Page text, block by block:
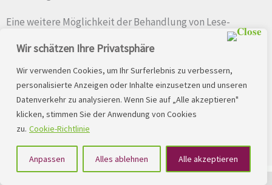
Wir schätzen Ihre Privatsphäre
Wir verwenden Cookies, um Ihr Surferlebnis zu verbessern,
personalisierte Anzeigen oder Inhalte einzusetzen und unseren
Datenverkehr zu analysieren. Wenn Sie auf „Alle akzeptieren"
klicken, stimmen Sie der Anwendung von Cookies
zu. Cookie-Richtlinie
Anpassen Alles ablehnen Alle akzeptieren
Eine weitere Möglichkeit der Behandlung von Lese-
Sprachtherapien oder Ergotherapien. Diese Methoden
können häufig helfen, bestimmte Fertigkeiten zu üben,
die Voraussetzungen darstellen die Schriftsprache zu
meistern. Als alleinige Methode sind diese nicht geeignet,
die Schwierigkeiten im Lesen und Schreiben zu